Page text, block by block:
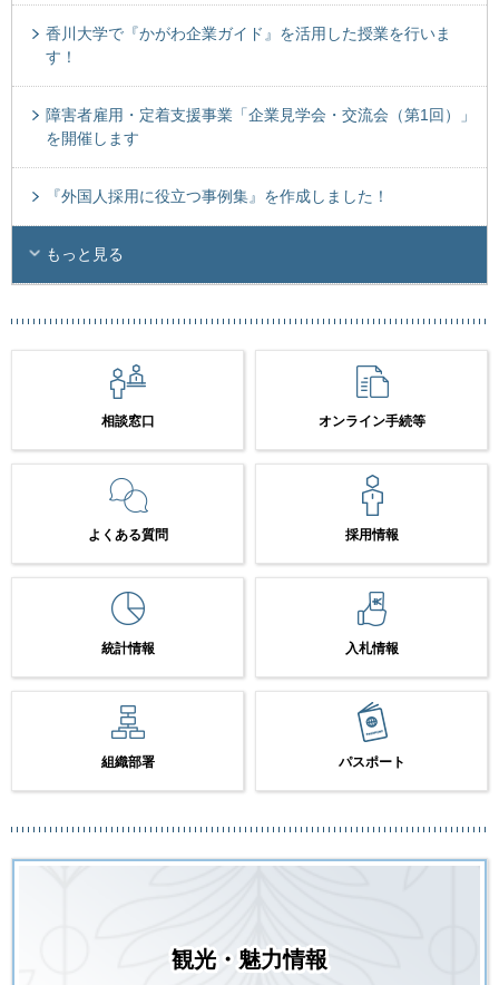
香川大学で『かがわ企業ガイド』を活用した授業を行いま
す！
障害者雇用・定着支援事業「企業見学会・交流会（第1回）」
を開催します
『外国人採用に役立つ事例集』を作成しました！
もっと見る
相談窓口 オンライン手続等
よくある質問 採用情報
統計情報 入札情報
組織部署 パスポート
観光・魅力情報